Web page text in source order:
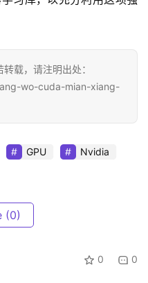
载，请注明出处：
wo-cuda-mian-xiang-
GPU
Nvidia
(0)
0 0